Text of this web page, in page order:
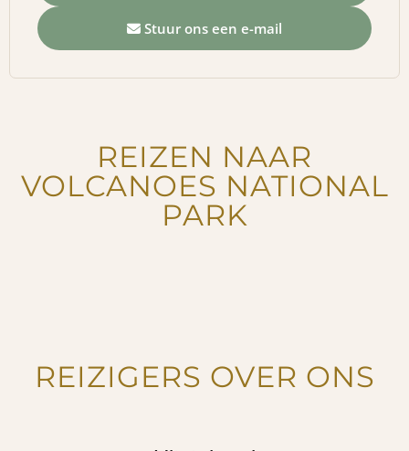
Stuur ons een e-mail
REIZEN NAAR
VOLCANOES NATIONAL
PARK
REIZIGERS OVER ONS